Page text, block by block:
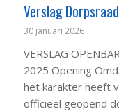
Verslag
30 januari 2026
VERSLAG
2025 Opening
het karakter heeft
officieel geopend